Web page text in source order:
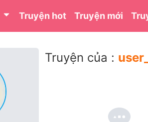
Truyện hot Truyện mới
Truyện của :